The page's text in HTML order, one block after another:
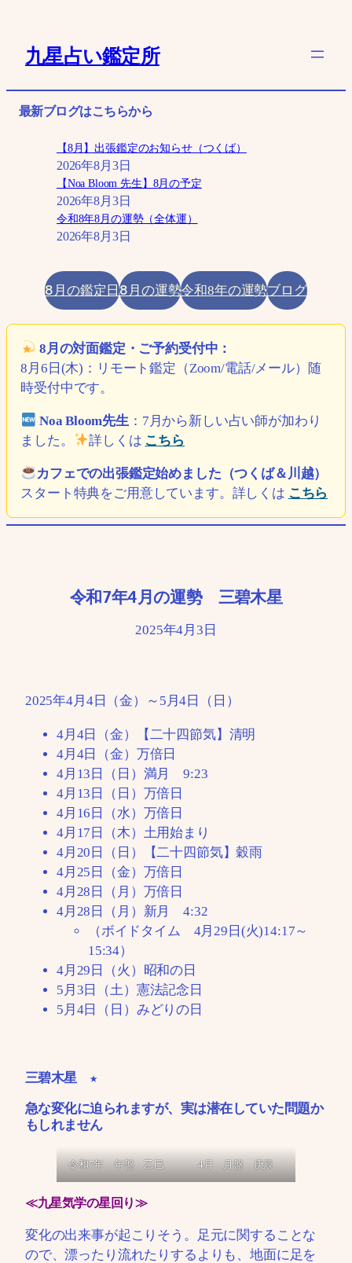
キ
九星占い鑑定所
最新ブログはこちらから
【8月】出張鑑定のお知らせ（つくば）
2026年8月3日
【Noa Bloom 先生】8月の予定
2026年8月3日
令和8年8月の運勢（全体運）
2026年8月3日
8月の鑑定日8月の運勢令和8年の運勢ブログ
8月の対面鑑定・ご予約受付中：
8月6日(木)：リモート鑑定（Zoom/電話/メール）随
時受付中です。
Noa Bloom先生：7月から新しい占い師が加わり
ました。
詳しくは こちら
カフェでの出張鑑定始めました（つくば＆川越）
スタート特典をご用意しています。詳しくは こちら
令和7年4月の運勢 三碧木星
2025年4月3日
2025年4月4日（金）～5月4日（日）
4月4日（金）【二十四節気】清明
4月4日（金）万倍日
4月13日（日）満月 9:23
4月13日（日）万倍日
4月16日（水）万倍日
4月17日（木）土用始まり
4月20日（日）【二十四節気】穀雨
4月25日（金）万倍日
4月28日（月）万倍日
4月28日（月）新月 4:32
（ボイドタイム 4月29日(火)14:17～
15:34）
4月29日（火）昭和の日
5月3日（土）憲法記念日
5月4日（日）みどりの日
三碧木星 ★
急な変化に迫られますが、実は潜在していた問題か
もしれません
令和7年 年盤 乙巳 4月 月盤 庚辰
≪九星気学の星回り≫
変化の出来事が起こりそう。足元に関することな
ので、漂ったり流れたりするよりも、地面に足を